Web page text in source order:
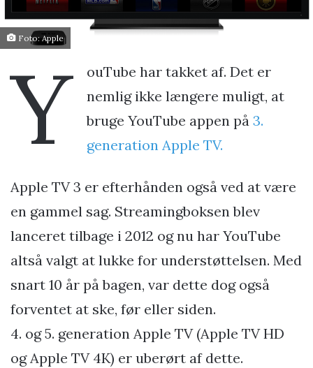
Foto: Apple
Y
ouTube har takket af. Det er
nemlig ikke længere muligt, at
bruge YouTube appen på 3.
generation Apple TV.
Apple TV 3 er efterhånden også ved at være
en gammel sag. Streamingboksen blev
lanceret tilbage i 2012 og nu har YouTube
altså valgt at lukke for understøttelsen. Med
snart 10 år på bagen, var dette dog også
forventet at ske, før eller siden.
4. og 5. generation Apple TV (Apple TV HD
og Apple TV 4K) er uberørt af dette.